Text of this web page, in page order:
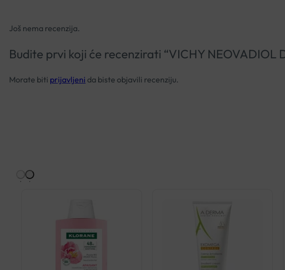
Još nema recenzija.
Budite prvi koji će recenzirati “VICHY NEOVADIOL
Morate biti prijavljeni da biste objavili recenziju.